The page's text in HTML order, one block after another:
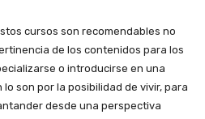
cursos son recomendables no
de los contenidos para los
o introducirse en una
son por la posibilidad de vivir, para
desde una perspectiva